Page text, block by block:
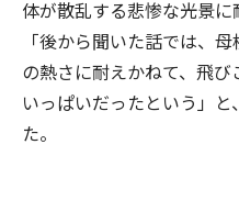
体が散乱する悲惨な光景
「後から聞いた話では、
の熱さに耐えかねて、飛
いっぱいだったという」
た。